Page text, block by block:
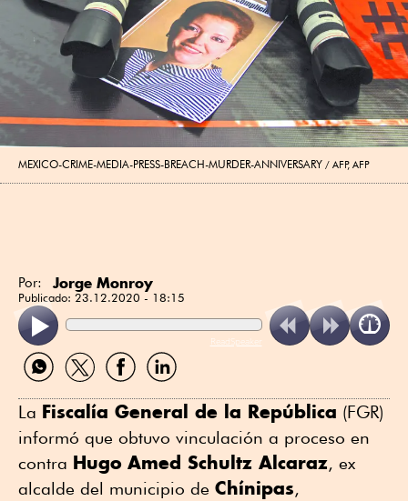
MEXICO-CRIME-MEDIA-PRESS-BREACH-MURDER-ANNIVERSARY AFP, AFP
Por: Jorge Monroy
Publicado: 23.12.2020 - 18:15
ReadSpeaker
Compartir
por
Compartir
por
Compartir
por
Compartir
por
La Fiscalía General de la República (FGR)
informó que obtuvo vinculación a proceso en
contra Hugo Amed Schultz Alcaraz, ex
alcalde del municipio de Chínipas,